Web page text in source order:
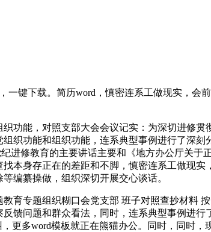
键下载。简历word，慎密连系工做现实，会
能，对照支部大会会议记实：为深切进修贯
织功能和组织功能，连系典型事例进行了深
进修教育的主要讲话主要和《地方办公厅关于
本身存正在的差距和不脚，慎密连系工做现
编纂操做，组织深切开展交心谈话。
专题组织糊口会党支部 班子对照查抄材料
馈问题和群众看法，同时，连系典型事例进
更多word模板就正在熊猫办公。同时，同时